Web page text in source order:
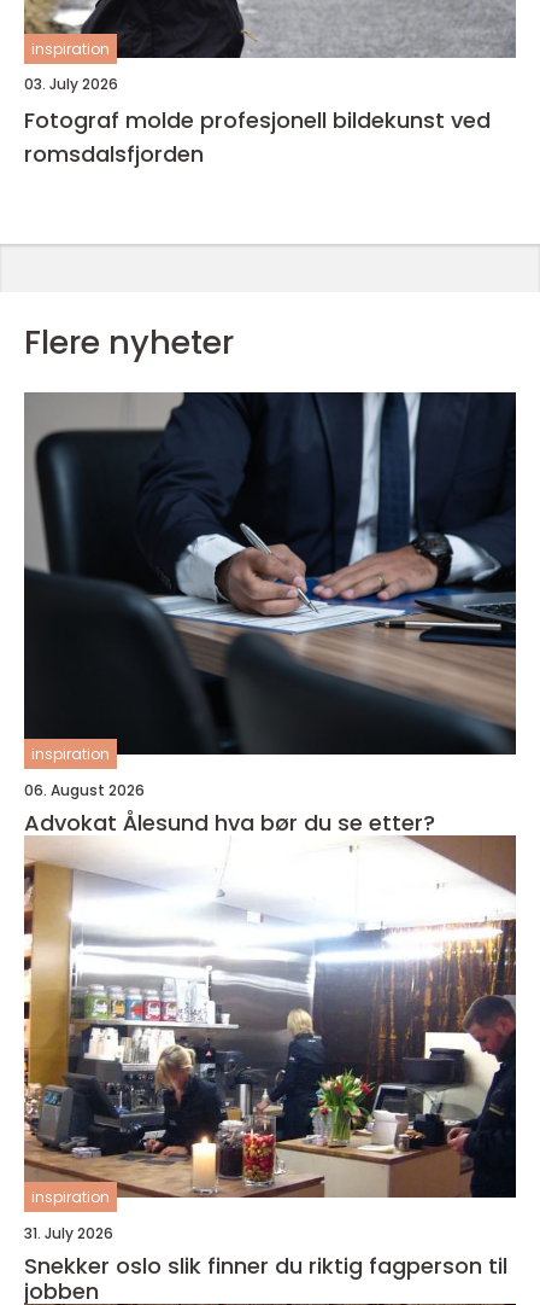
inspiration
03. July 2026
Fotograf molde profesjonell bildekunst ved
romsdalsfjorden
Flere nyheter
inspiration
06. August 2026
Advokat Ålesund hva bør du se etter?
inspiration
31. July 2026
Snekker oslo slik finner du riktig fagperson til
jobben